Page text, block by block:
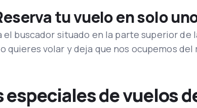
tu vuelo en solo
el buscador situado en la parte superior de
quieres volar y deja que nos ocupemos del
de vuelos